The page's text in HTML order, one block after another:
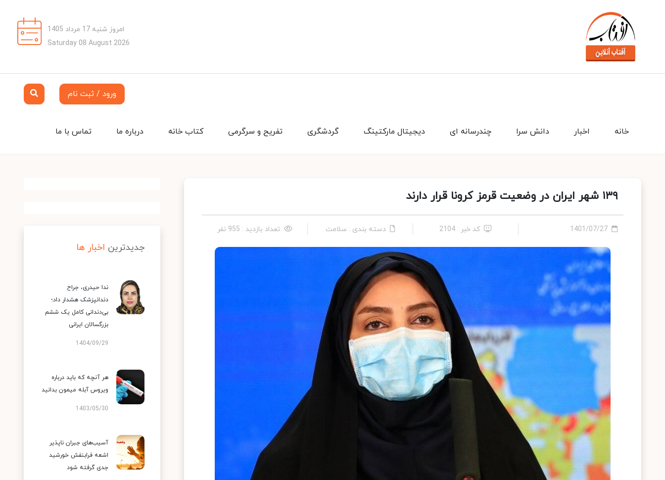
امروز شنبه 17 مرداد 1405
Saturday 08 August 2026
ورود / ثبت نام
تماس با ما درباره ما کتاب خانه تفریح و سرگرمی گردشگری دیجیتال مارکتینگ چندرسانه ای دانش سرا اخبار خانه
۱۳۹ شهر ایران در وضعیت قرمز کرونا قرار دارند
1401/07/27 کد خبر : 2104 دسته بندی : سلامت تعداد بازدید : 955 نفر
جدیدترین اخبار ها
ندا حیدری، جراح
دندانپزشک هشدار داد؛
بی‌دندانی کامل یک ششم
بزرگسالان ایرانی
1404/09/29
هر آنچه که باید درباره
ویروس آبله میمون بدانید
1403/05/30
آسیب‌های جبران ناپذیر
اشعه فرابنفش خورشید
جدی گرفته شود